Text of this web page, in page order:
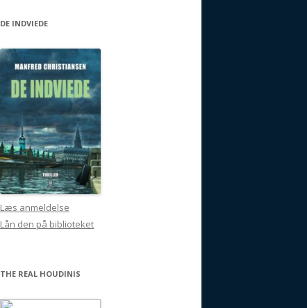
DE INDVIEDE
Læs anmeldelse
Lån den på biblioteket
THE REAL HOUDINIS